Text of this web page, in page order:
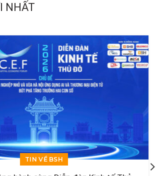
NHẤT
TIN VỀ BSH